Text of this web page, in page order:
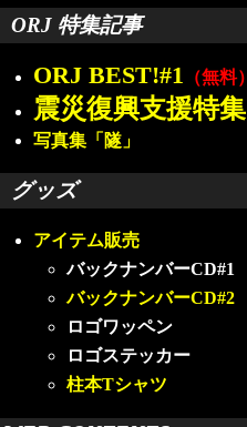
ORJ 特集記事
ORJ BEST!#1 （無料）
震災復興支援特集
写真集「隧」
グッズ
アイテム販売
バックナンバーCD#1
バックナンバーCD#2
ロゴワッペン
ロゴステッカー
柱本Tシャツ